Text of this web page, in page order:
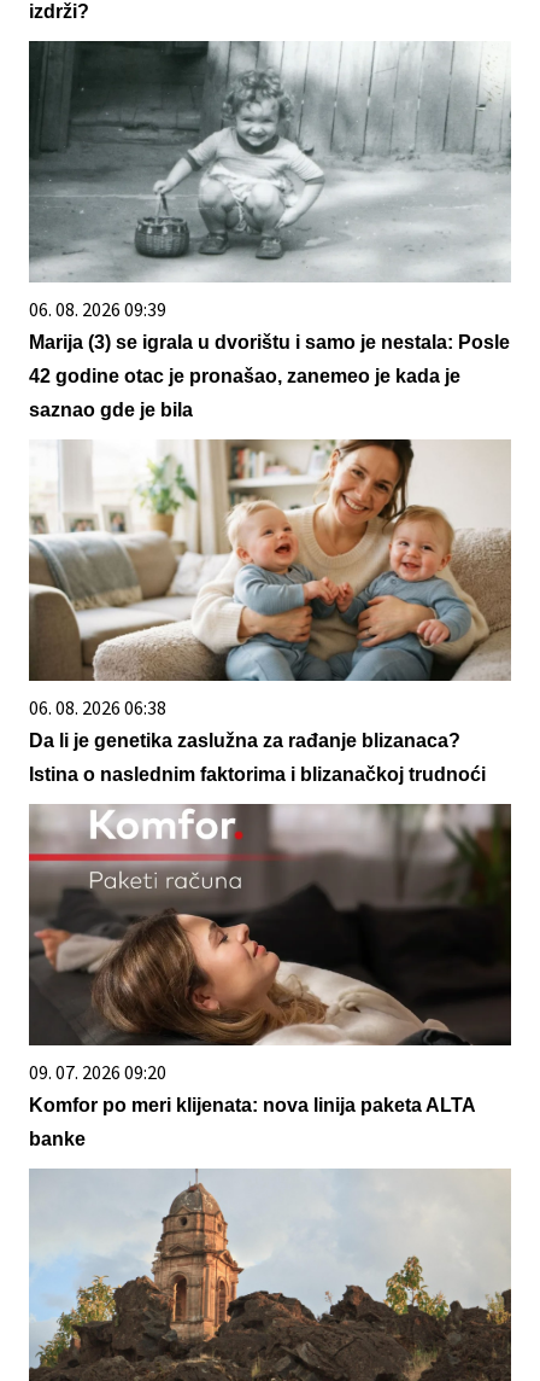
izdrži?
06. 08. 2026 09:39
Marija (3) se igrala u dvorištu i samo je nestala: Posle
42 godine otac je pronašao, zanemeo je kada je
saznao gde je bila
06. 08. 2026 06:38
Da li je genetika zaslužna za rađanje blizanaca?
Istina o naslednim faktorima i blizanačkoj trudnoći
09. 07. 2026 09:20
Komfor po meri klijenata: nova linija paketa ALTA
banke